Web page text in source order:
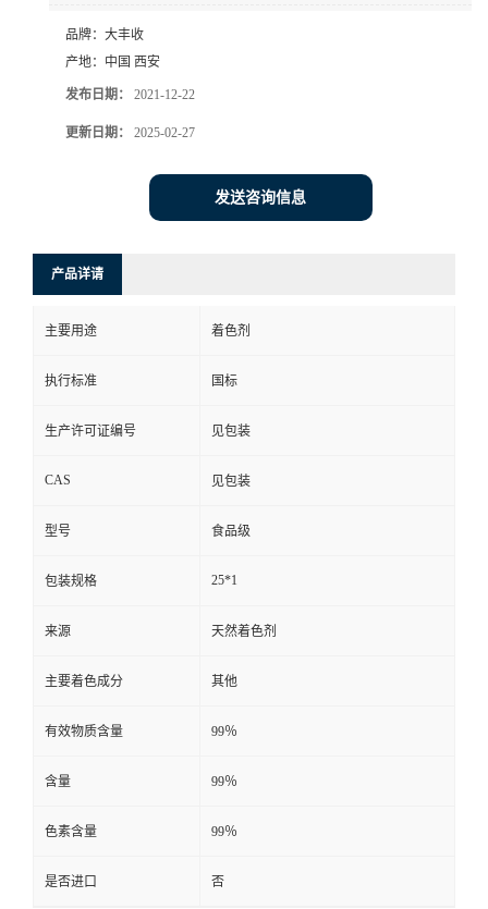
品牌： 大丰收
产地： 中国 西安
发布日期： 2021-12-22
更新日期： 2025-02-27
发送咨询信息
产品详请
主要用途 着色剂
执行标准 国标
生产许可证编号 见包装
CAS 见包装
型号 食品级
包装规格 25*1
来源 天然着色剂
主要着色成分 其他
有效物质含量 99％
含量 99％
色素含量 99％
是否进口 否